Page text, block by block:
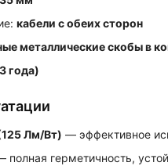
кабели с обеих сторон
металлические скобы в
года)
Лм/Вт) — эффективное
полная герметичность,